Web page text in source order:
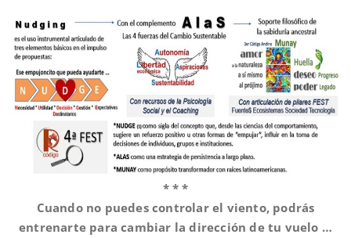
* * *
Cuando no puedes controlar el viento, podrás
entrenarte para cambiar la dirección de tu vuelo …